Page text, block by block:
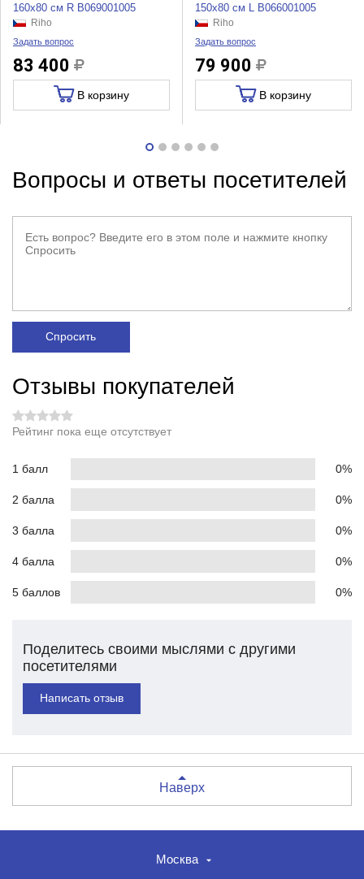
160x80 см R B069001005
Riho
Задать вопрос
83 400
В корзину
150x80 см L B066001005
Riho
Задать вопрос
79 900
В корзину
Вопросы и ответы посетителей
Спросить
Отзывы покупателей
Рейтинг пока еще отсутствует
1 балл 0%
2 балла 0%
3 балла 0%
4 балла 0%
5 баллов 0%
Поделитесь своими мыслями с другими
посетителями
Написать отзыв
Наверх
Москва